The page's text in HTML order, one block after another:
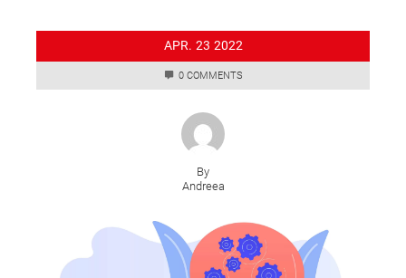
APR. 23 2022
0 COMMENTS
By
Andreea